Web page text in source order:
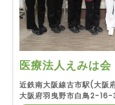
医療法人えみは
近鉄南大阪線古市駅(大阪
大阪府羽曳野市白鳥2-